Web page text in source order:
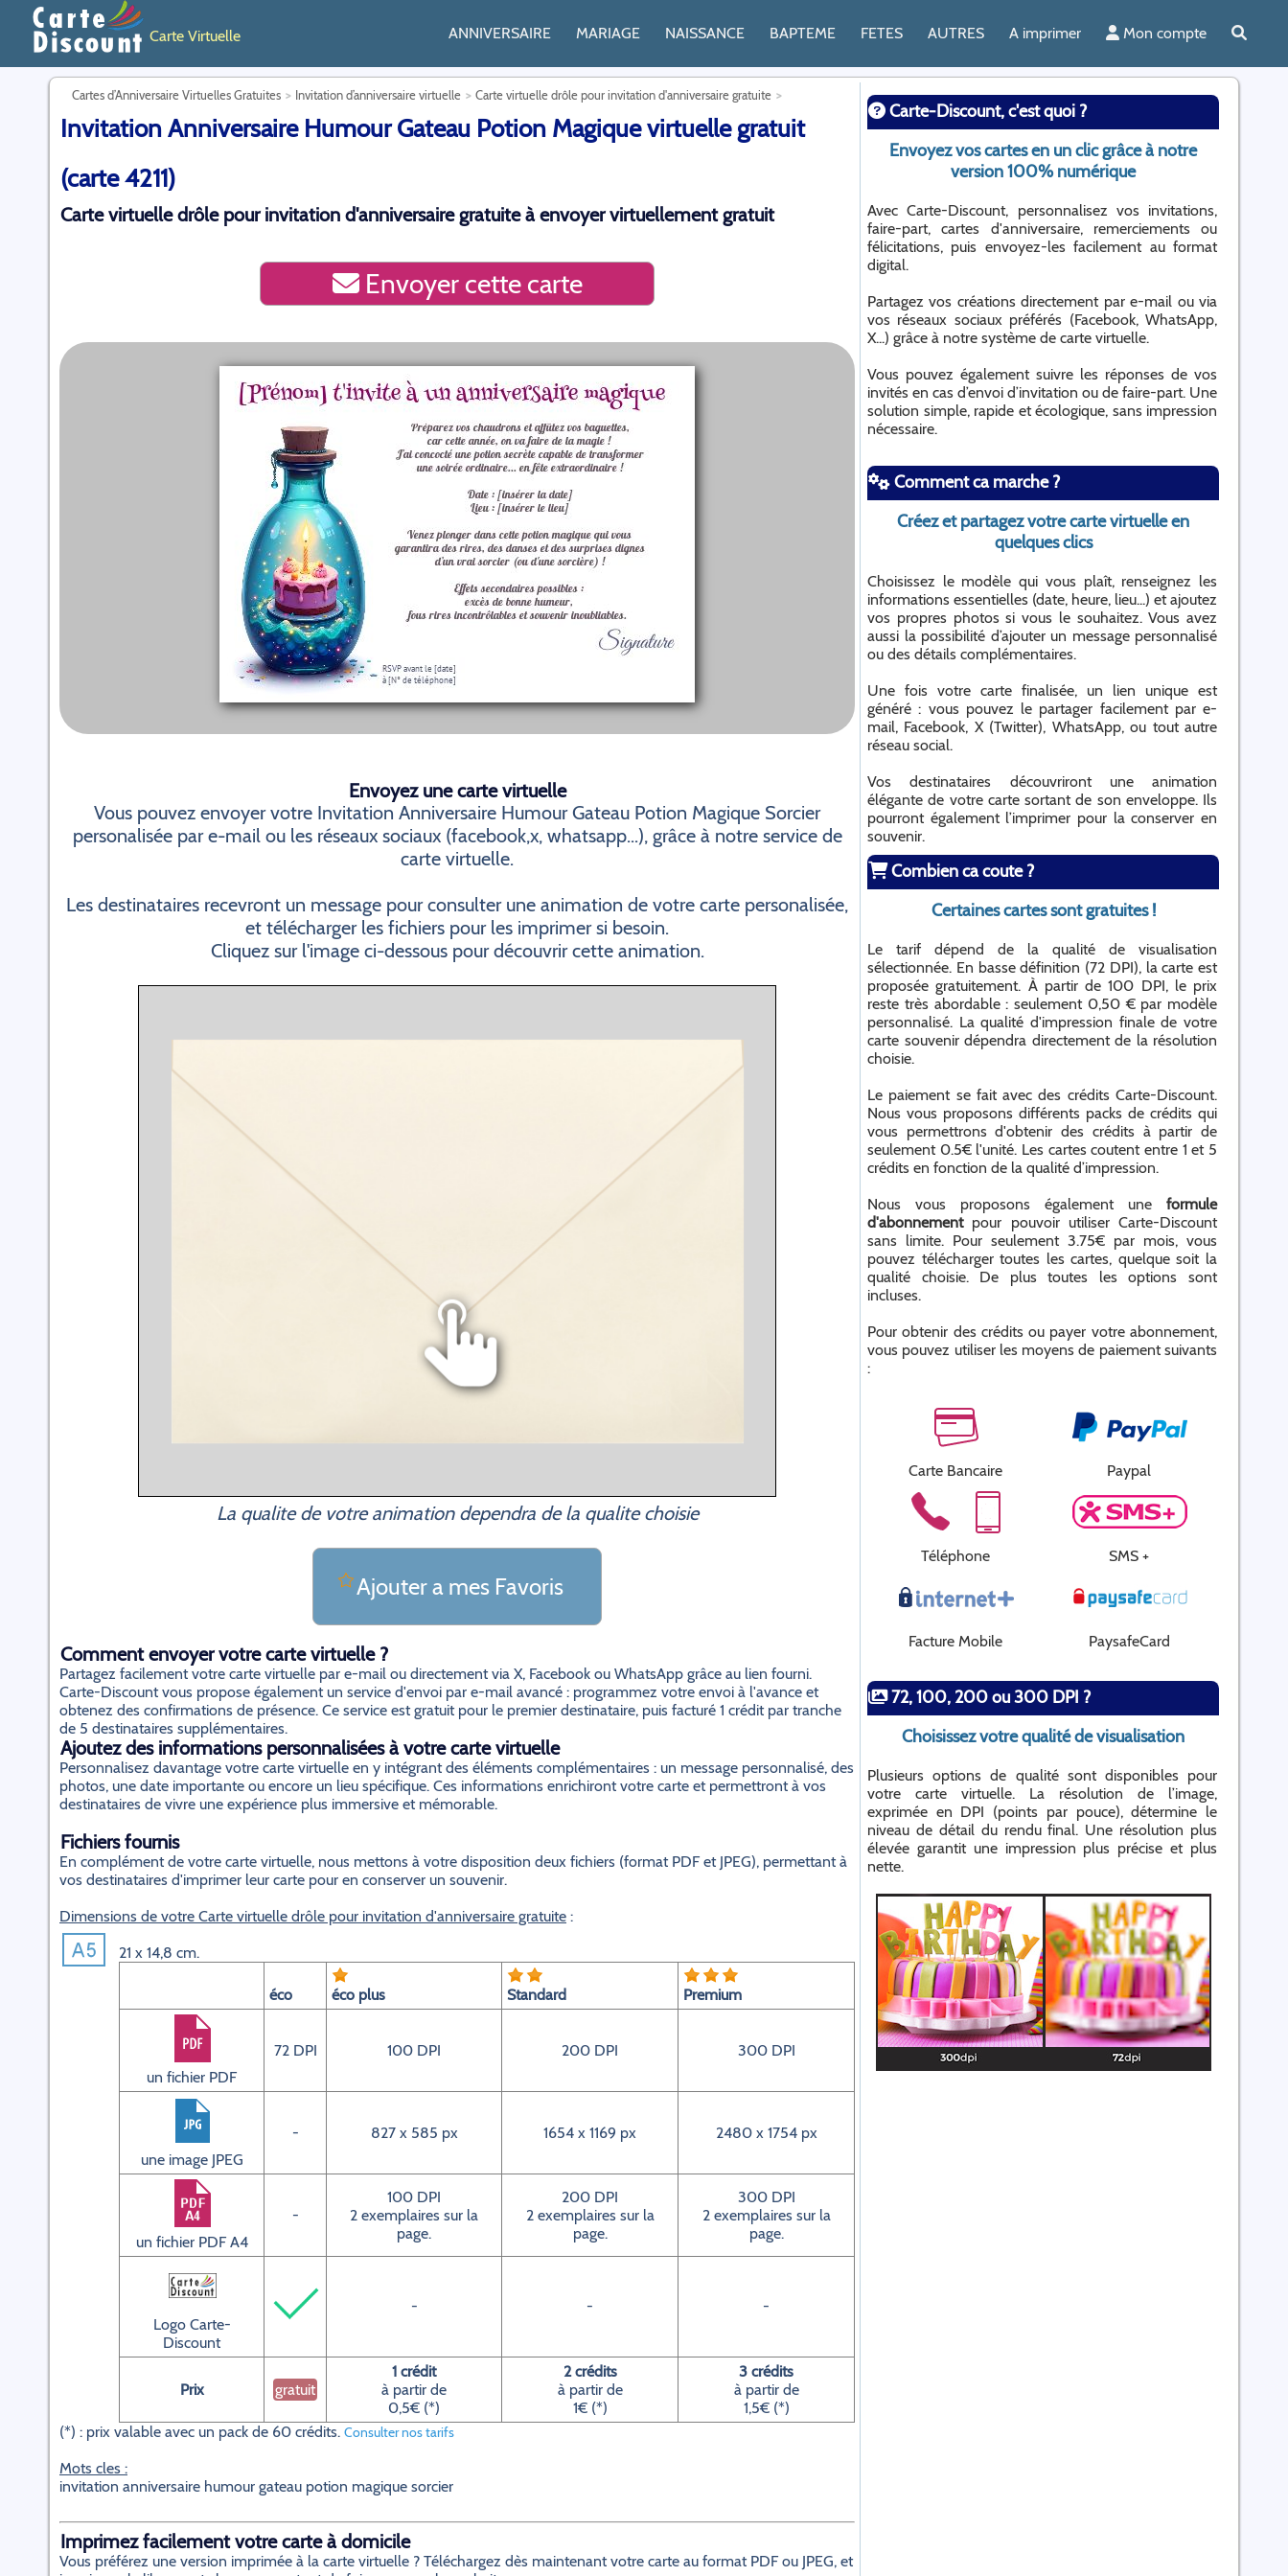
Carte Virtuelle ANNIVERSAIRE MARIAGE NAISSANCE BAPTEME FETES AUTRES A imprimer Mon compte
Cartes d’Anniversaire Virtuelles Gratuites Invitation d’anniversaire virtuelle Carte virtuelle drôle pour invitation d'anniversaire gratuite
Invitation Anniversaire Humour Gateau Potion Magique virtuelle gratuit
(carte 4211)
Carte virtuelle drôle pour invitation d'anniversaire gratuite à envoyer virtuellement gratuit
Envoyer cette carte
Envoyez une carte virtuelle
Vous pouvez envoyer votre Invitation Anniversaire Humour Gateau Potion Magique Sorcier
personalisée par e-mail ou les réseaux sociaux (facebook,x, whatsapp...), grâce à notre service de
carte virtuelle.
Les destinataires recevront un message pour consulter une animation de votre carte personalisée,
et télécharger les fichiers pour les imprimer si besoin.
Cliquez sur l'image ci-dessous pour découvrir cette animation.
La qualite de votre animation dependra de la qualite choisie
Ajouter a mes Favoris
Comment envoyer votre carte virtuelle ?
Partagez facilement votre carte virtuelle par e-mail ou directement via X, Facebook ou WhatsApp grâce au lien fourni.
Carte-Discount vous propose également un service d'envoi par e-mail avancé : programmez votre envoi à l'avance et
obtenez des confirmations de présence. Ce service est gratuit pour le premier destinataire, puis facturé 1 crédit par tranche
de 5 destinataires supplémentaires.
Ajoutez des informations personnalisées à votre carte virtuelle
Personnalisez davantage votre carte virtuelle en y intégrant des éléments complémentaires : un message personnalisé, des
photos, une date importante ou encore un lieu spécifique. Ces informations enrichiront votre carte et permettront à vos
destinataires de vivre une expérience plus immersive et mémorable.
Fichiers fournis
En complément de votre carte virtuelle, nous mettons à votre disposition deux fichiers (format PDF et JPEG), permettant à
vos destinataires d'imprimer leur carte pour en conserver un souvenir.
Dimensions de votre Carte virtuelle drôle pour invitation d'anniversaire gratuite :
21 x 14,8 cm.
éco éco plus Standard Premium
un fichier PDF
72 DPI 100 DPI 200 DPI 300 DPI
une image JPEG
- 827 x 585 px 1654 x 1169 px 2480 x 1754 px
un fichier PDF A4
-
100 DPI
2 exemplaires sur la
page.
200 DPI
2 exemplaires sur la
page.
300 DPI
2 exemplaires sur la
page.
Logo Carte-
Discount
- - -
Prix gratuit
1 crédit
à partir de
0,5€ (*)
2 crédits
à partir de
1€ (*)
3 crédits
à partir de
1,5€ (*)
(*) : prix valable avec un pack de 60 crédits. Consulter nos tarifs
Mots cles :
invitation anniversaire humour gateau potion magique sorcier
Imprimez facilement votre carte à domicile
Vous préférez une version imprimée à la carte virtuelle ? Téléchargez dès maintenant votre carte au format PDF ou JPEG, et
Carte-Discount, c'est quoi ?
Envoyez vos cartes en un clic grâce à notre
version 100% numérique
Avec Carte-Discount, personnalisez vos invitations,
faire-part, cartes d'anniversaire, remerciements ou
félicitations, puis envoyez-les facilement au format
digital.
Partagez vos créations directement par e-mail ou via
vos réseaux sociaux préférés (Facebook, WhatsApp,
X...) grâce à notre système de carte virtuelle.
Vous pouvez également suivre les réponses de vos
invités en cas d’envoi d’invitation ou de faire-part. Une
solution simple, rapide et écologique, sans impression
nécessaire.
Comment ca marche ?
Créez et partagez votre carte virtuelle en
quelques clics
Choisissez le modèle qui vous plaît, renseignez les
informations essentielles (date, heure, lieu...) et ajoutez
vos propres photos si vous le souhaitez. Vous avez
aussi la possibilité d’ajouter un message personnalisé
ou des détails complémentaires.
Une fois votre carte finalisée, un lien unique est
généré : vous pouvez le partager facilement par e-
mail, Facebook, X (Twitter), WhatsApp, ou tout autre
réseau social.
Vos destinataires découvriront une animation
élégante de votre carte sortant de son enveloppe. Ils
pourront également l’imprimer pour la conserver en
souvenir.
Combien ca coute ?
Certaines cartes sont gratuites !
Le tarif dépend de la qualité de visualisation
sélectionnée. En basse définition (72 DPI), la carte est
proposée gratuitement. À partir de 100 DPI, le prix
reste très abordable : seulement 0,50 € par modèle
personnalisé. La qualité d'impression finale de votre
carte souvenir dépendra directement de la résolution
choisie.
Le paiement se fait avec des crédits Carte-Discount.
Nous vous proposons différents packs de crédits qui
vous permettrons d'obtenir des crédits à partir de
seulement 0.5€ l'unité. Les cartes coutent entre 1 et 5
crédits en fonction de la qualité d’impression.
Nous vous proposons également une formule
d'abonnementpour pouvoir utiliser Carte-Discount
sans limite. Pour seulement 3.75€ par mois, vous
pouvez télécharger toutes les cartes, quelque soit la
qualité choisie. De plus toutes les options sont
incluses.
Pour obtenir des crédits ou payer votre abonnement,
vous pouvez utiliser les moyens de paiement suivants
:
Carte Bancaire Paypal
Téléphone SMS +
Facture Mobile PaysafeCard
72, 100, 200 ou 300 DPI ?
Choisissez votre qualité de visualisation
Plusieurs options de qualité sont disponibles pour
votre carte virtuelle. La résolution de l’image,
exprimée en DPI (points par pouce), détermine le
niveau de détail du rendu final. Une résolution plus
élevée garantit une impression plus précise et plus
nette.